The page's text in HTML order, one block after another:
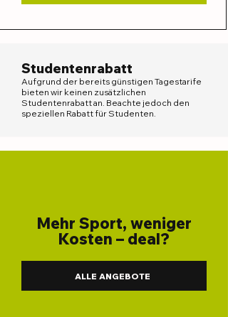
Studentenrabatt
Aufgrund der bereits günstigen Tagestarife
bieten wir keinen zusätzlichen
Studentenrabatt an. Beachte jedoch den
speziellen Rabatt für Studenten.
Mehr Sport, weniger
Kosten – deal?
ALLE ANGEBOTE